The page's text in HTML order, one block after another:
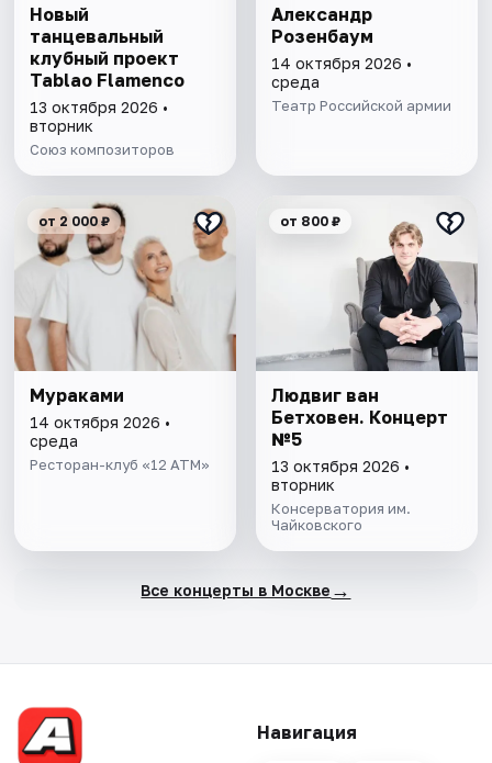
Новый
танцевальный
клубный проект
Tablao Flamenсo
13 октября 2026 •
вторник
Союз композиторов
Александр
Розенбаум
14 октября 2026 •
среда
Театр Российской армии
от 2 000 ₽
Мураками
14 октября 2026 •
среда
Ресторан-клуб «12 АТМ»
от 800 ₽
Людвиг ван
Бетховен. Концерт
№5
13 октября 2026 •
вторник
Консерватория им.
Чайковского
Все концерты в Москве →
Навигация